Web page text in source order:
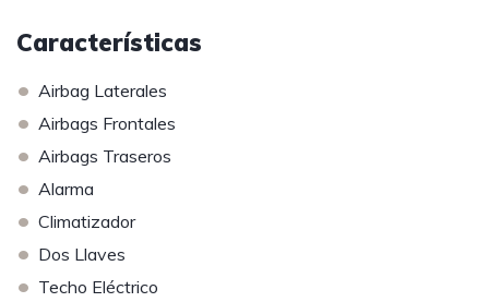
Características
• Airbag Laterales
• Airbags Frontales
• Airbags Traseros
• Alarma
• Climatizador
• Dos Llaves
• Techo Eléctrico